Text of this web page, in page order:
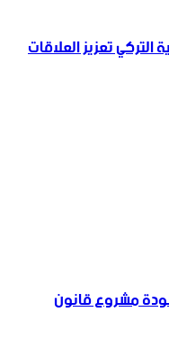
التركي تعزيز العلاقات
مشروع قانون